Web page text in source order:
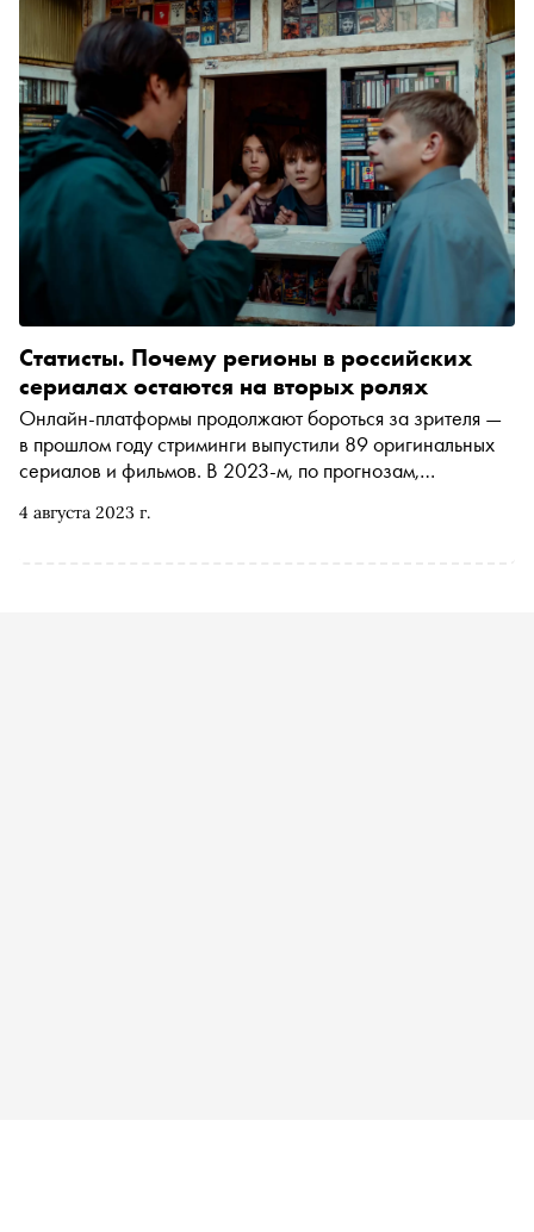
4 августа 2023 г.
Статисты. Почему регионы в российских
сериалах остаются на вторых ролях
Онлайн-платформы продолжают бороться за зрителя —
в прошлом году стриминги выпустили 89 оригинальных
сериалов и фильмов. В 2023-м, по прогнозам,
несмотря на явный рост, индустрия игнорирует съемки в